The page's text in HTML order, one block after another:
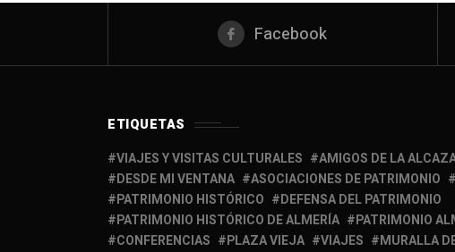
Facebook
ETIQUETAS
VIAJES Y VISITAS CULTURALES
AMIGOS DE LA
DESDE MI VENTANA
ASOCIACIONES DE PATRIMONIO
PATRIMONIO HISTÓRICO
DEFENSA DEL PATRIMONIO
PATRIMONIO HISTÓRICO DE ALMERÍA
PATRIMONIO
CONFERENCIAS
PLAZA VIEJA VIAJES MURALLA